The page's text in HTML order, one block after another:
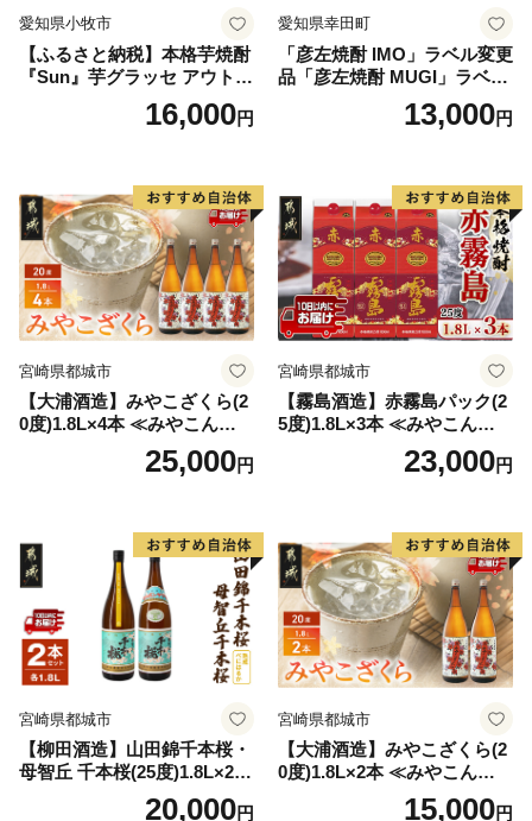
愛知県小牧市
【ふるさと納税】本格芋焼酎
『Sun』芋グラッセ アウトド
ア ソロキャンプ ベランピン
グ 巣ごもり 就労支援16,000円
愛知県幸田町
「彦左焼酎 IMO」ラベル変更
品「彦左焼酎 MUGI」ラベル
変更品 飲み比べ セット 合計
2本 720ml×各1本 25度 焼酎
13,000円
宮崎県都城市
【大浦酒造】みやこざくら(2
0度)1.8L×4本 ≪みやこんじょ
特急便≫_AD-077125,000円
宮崎県都城市
【霧島酒造】赤霧島パック(2
5度)1.8L×3本 ≪みやこんじょ
特急便≫_23-07-K03P-1800-3
23,000円
宮崎県都城市
【柳田酒造】山田錦千本桜・
母智丘 千本桜(25度)1.8L×2本
≪みやこんじょ特急便≫_AC
20,000円
宮崎県都城市
【大浦酒造】みやこざくら(2
0度)1.8L×2本 ≪みやこんじょ
特急便≫_MJ-077115,000円